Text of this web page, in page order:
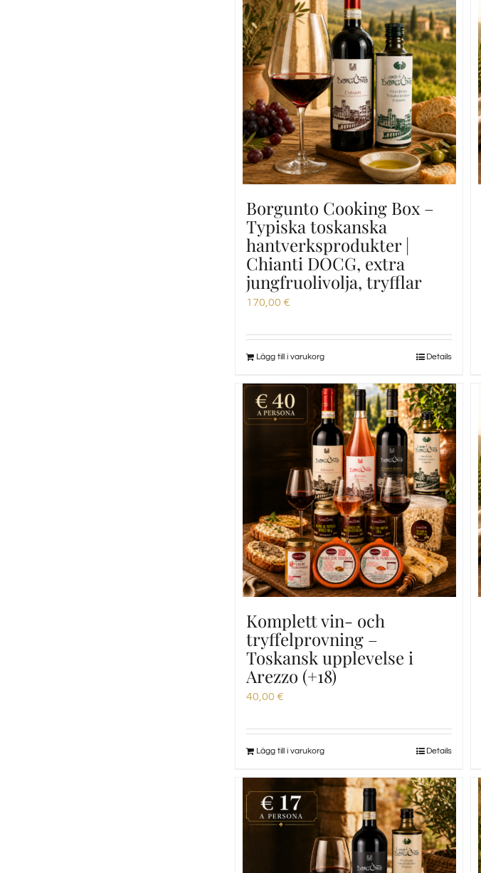
Borgunto Cooking Box –
Typiska toskanska
hantverksprodukter |
Chianti DOCG, extra
jungfruolivolja, tryfflar
170,00 €
Lägg till i varukorg Details
Komplett vin- och
tryffelprovning –
Toskansk upplevelse i
Arezzo (+18)
40,00 €
Lägg till i varukorg Details